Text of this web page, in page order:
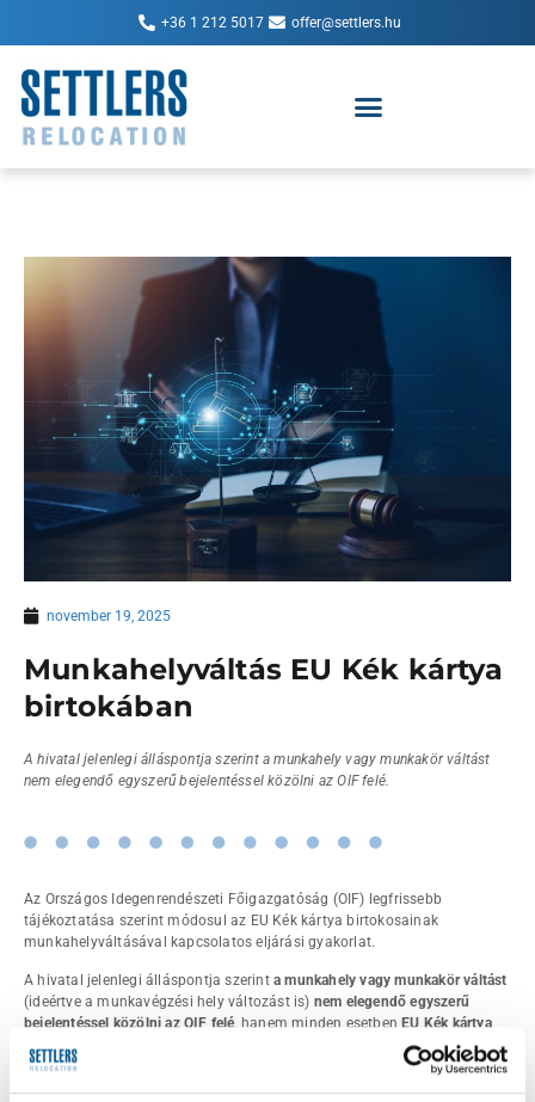
+36 1 212 5017 offer@settlers.hu
november 19, 2025
Munkahelyváltás EU Kék kártya
birtokában
A hivatal jelenlegi álláspontja szerint a munkahely vagy munkakör váltást
nem elegendő egyszerű bejelentéssel közölni az OIF felé.
Az Országos Idegenrendészeti Főigazgatóság (OIF) legfrissebb
tájékoztatása szerint módosul az EU Kék kártya birtokosainak
munkahelyváltásával kapcsolatos eljárási gyakorlat.
A hivatal jelenlegi álláspontja szerint a munkahely vagy munkakör váltást
(ideértve a munkavégzési hely változást is) nem elegendő egyszerű
bejelentéssel közölni az OIF felé, hanem minden esetbenEU Kék kártya
hosszabbítása iránti kérelmet szükséges benyújtani.
A foglalkoztatás az új
munkahelyen vagy munkakörben csak az engedélyezést követően